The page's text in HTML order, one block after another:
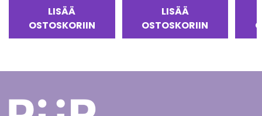
LISÄÄ
OSTOSKORIIN
LISÄÄ
OSTOSKORIIN